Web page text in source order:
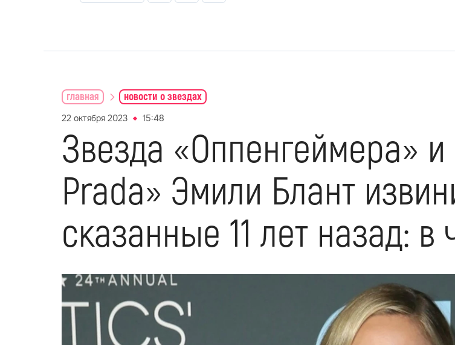
главная новости о звездах
22 октября 2023 15:48
Звезда «Оппенгеймера»
Prada» Эмили Блант
сказанные 11 лет назад: в